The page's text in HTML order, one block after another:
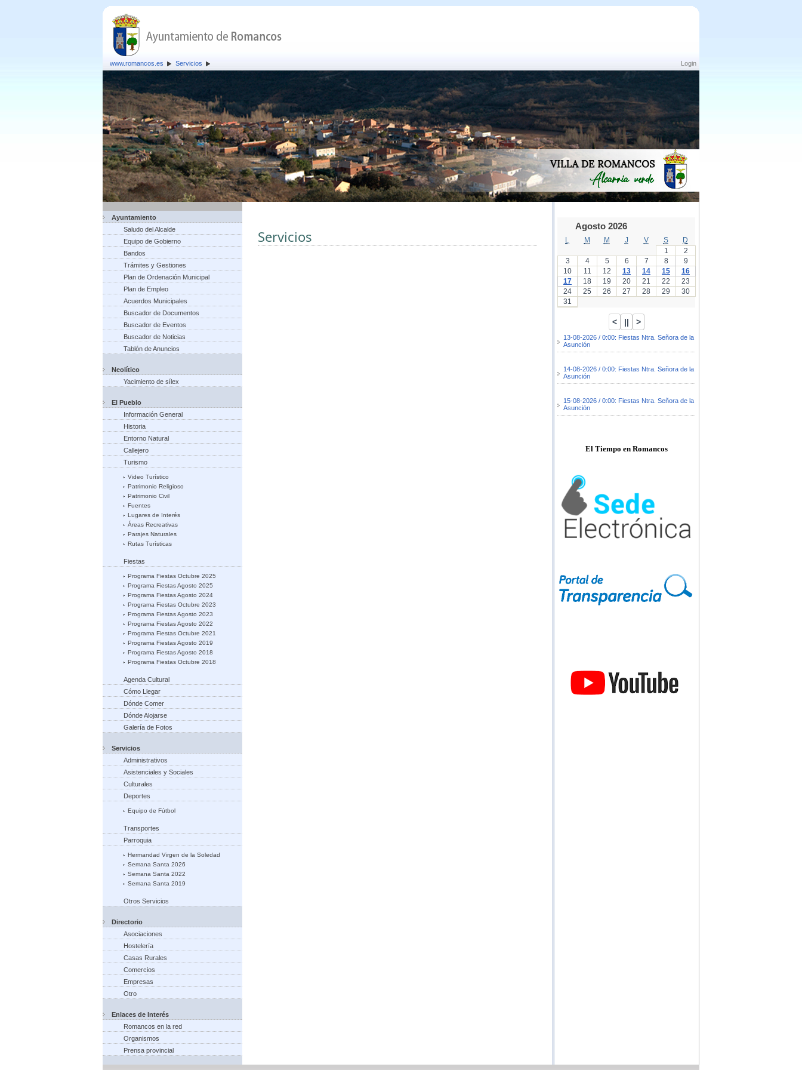
Login
www.romancos.es Servicios
Ayuntamiento
Saludo del Alcalde
Equipo de Gobierno
Bandos
Trámites y Gestiones
Plan de Ordenación Municipal
Plan de Empleo
Acuerdos Municipales
Buscador de Documentos
Buscador de Eventos
Buscador de Noticias
Tablón de Anuncios
Neolítico
Yacimiento de sílex
El Pueblo
Información General
Historia
Entorno Natural
Callejero
Turismo
Video Turístico
Patrimonio Religioso
Patrimonio Civil
Fuentes
Lugares de Interés
Áreas Recreativas
Parajes Naturales
Rutas Turísticas
Fiestas
Programa Fiestas Octubre 2025
Programa Fiestas Agosto 2025
Programa Fiestas Agosto 2024
Programa Fiestas Octubre 2023
Programa Fiestas Agosto 2023
Programa Fiestas Agosto 2022
Programa Fiestas Octubre 2021
Programa Fiestas Agosto 2019
Programa Fiestas Agosto 2018
Programa Fiestas Octubre 2018
Agenda Cultural
Cómo Llegar
Dónde Comer
Dónde Alojarse
Galería de Fotos
Servicios
Administrativos
Asistenciales y Sociales
Culturales
Deportes
Equipo de Fútbol
Transportes
Parroquia
Hermandad Virgen de la Soledad
Semana Santa 2026
Semana Santa 2022
Semana Santa 2019
Otros Servicios
Directorio
Asociaciones
Hostelería
Casas Rurales
Comercios
Empresas
Otro
Enlaces de Interés
Romancos en la red
Organismos
Prensa provincial
Servicios
Agosto 2026
M M J V S
D
1
2
3
4 5 6 7 8
9
10
11 12 13 14 15
16
17
18 19 20 21 22
23
24
25 26 27 28 29
30
31
13-08-2026 / 0:00: Fiestas Ntra. Señora de la
Asunción
14-08-2026 / 0:00: Fiestas Ntra. Señora de la
Asunción
15-08-2026 / 0:00: Fiestas Ntra. Señora de la
Asunción
El Tiempo en Romancos